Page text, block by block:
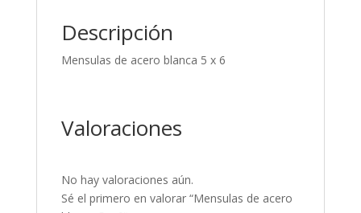
Descripción
Mensulas de acero blanca 5 x 6
Valoraciones
No hay valoraciones aún.
Sé el primero en valorar “Mensulas de acero